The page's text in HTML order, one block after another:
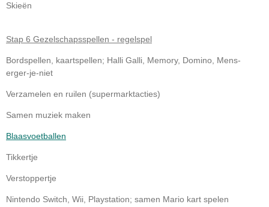
Skieën
Stap 6 Gezelschapsspellen - regelspel
Bordspellen, kaartspellen; Halli Galli, Memory, Domino, Mens-
erger-je-niet
Verzamelen en ruilen (supermarktacties)
Samen muziek maken
Blaasvoetballen
Tikkertje
Verstoppertje
Nintendo Switch, Wii, Playstation; samen Mario kart spelen